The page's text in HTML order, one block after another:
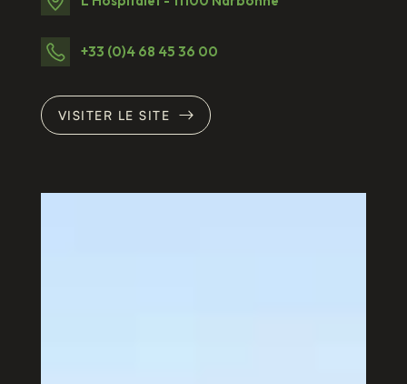
+33 (0)4 68 45 36 00
VISITER LE SITE